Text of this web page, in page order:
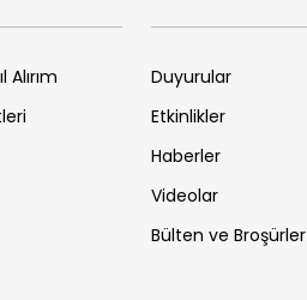
Duyurular
Etkinlikler
Haberler
Videolar
Bülten ve Broşürler